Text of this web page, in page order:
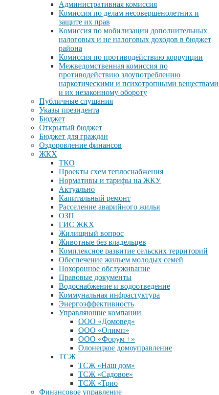
Административная комиссия
Комиссия по делам несовершенолетних и
защите их прав
Комиссия по мобилизации дополнительных
налоговых и не налоговых доходов в бюджет
района
Комиссия по противодействию коррупции
Межведомственная комиссия по
противодействию злоупотреблению
наркотическими и психотропными веществами
и их незаконному обороту
Публичные слушания
Указы президента
Бюджет
Открытый бюджет
Бюджет для граждан
Оздоровление финансов
ЖКХ
ТКО
Проекты схем теплоснабжения
Нормативы и тарифы на ЖКУ
Актуально
Капитальный ремонт
Расселение аварийного жилья
ОЗП
ГИС ЖКХ
Жилищный вопрос
Животные без владельцев
Комплексное развитие сельских территорий
Обеспечение жильем молодых семей
Похоронное обслуживание
Правовые документы
Водоснабжение и водоотведение
Коммунальная инфрастуктура
Энергоэффективность
Управляющие компании
ООО «Домовед»
ООО «Олимп»
ООО «Форум +»
Олонецкое домоуправление
ТСЖ
ТСЖ «Наш дом»
ТСЖ «Садовое»
ТСЖ «Трио
Финансовое управление